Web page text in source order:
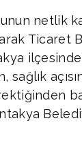
netlik
Ticaret
sağlık